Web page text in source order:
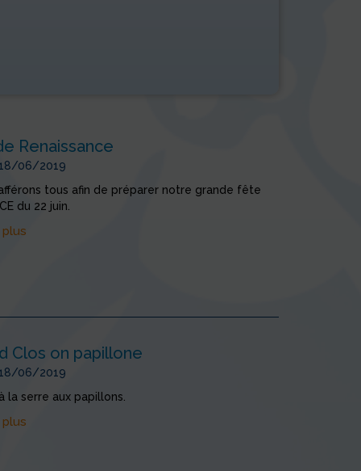
Renaissance
06/2019
tous afin de préparer notre grande fête
du 22 juin.
plus
Clos on papillone
06/2019
la serre aux papillons.
plus